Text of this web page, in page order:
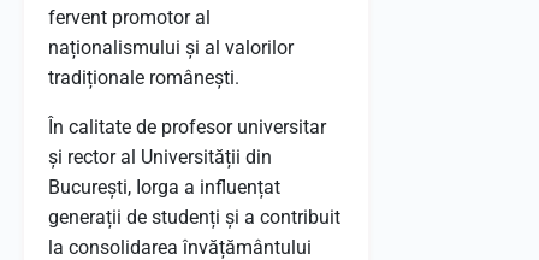
fervent promotor al
naționalismului și al valorilor
tradiționale românești.
În calitate de profesor universitar
și rector al Universității din
București, Iorga a influențat
generații de studenți și a contribuit
la consolidarea învățământului